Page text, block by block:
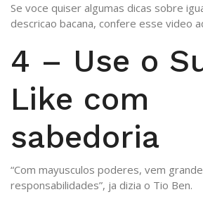
Se voce quiser algumas dicas sobre
descricao bacana, confere esse video
4 – Use o
Like com
sabedoria
“Com mayusculos poderes, vem
responsabilidades”, ja dizia o Tio Ben.